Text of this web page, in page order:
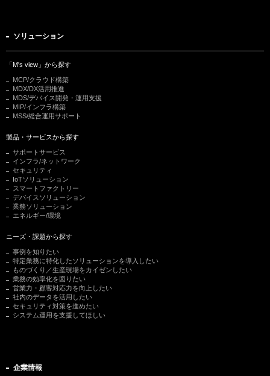
ソリューション
「M's view」から探す
MCP/クラウド構築
MDX/DX活用推進
MDS/デバイス開発・運用支援
MIP/インフラ構築
MSS/総合運用サポート
製品・サービスから探す
サポートサービス
インフラ/ネットワーク
セキュリティ
IoTソリューション
スマートファクトリー
デバイスソリューション
業務ソリューション
エネルギー/環境
ニーズ・課題から探す
事例を知りたい
特定業務に特化したソリューションを導入したい
ものづくり／生産現場をカイゼンしたい
業務の効率化を図りたい
営業力・顧客対応力を向上したい
社内のデータを活用したい
セキュリティ対策を進めたい
システム運用を支援してほしい
企業情報